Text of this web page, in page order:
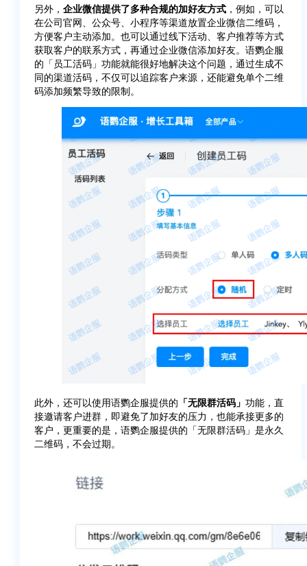
另外， 企业微信提供了多种合规的加好友方式 ，例如，可以
在公司官网、公众号、小程序等渠道放置企业微信二维码，
方便客户主动添加。也可以通过线下活动、客户推荐等方式
获取客户的联系方式，再通过企业微信添加好友。语鹦企服
的「员工活码」功能就能很好地解决这个问题，通过生成不
同的渠道活码，不仅可以追踪客户来源，还能避免单个二维
码添加频繁导致的限制。
此外，还可以使用语鹦企服提供的 「无限群活码」 功能，直
接邀请客户进群，即避免了加好友的压力，也能承接更多的
客户，更重要的是，语鹦企服提供的「无限群活码」是永久
二维码，不会过期。